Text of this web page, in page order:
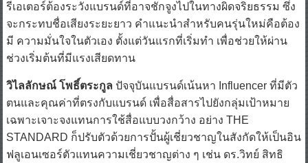
จะกระทบชื่อเสียงระยะยาว คำแนะนำสำหรับคนรุ่นใหม่คือต้อง
มี ความมั่นใจในตัวเอง ตั้งแต่วันแรกที่เริ่มทำ เพื่อช่วยให้ผ่าน
ช่วงเริ่มต้นที่มีแรงเสียดทาน
ตนและคุณค่าที่ตรงกับแบรนด์ เพื่อสื่อสารไปยังกลุ่มเป้าหมาย
เฉพาะเจาะจงแทนการใช้สื่อแบบวงกว้าง อย่าง THE
STANDARD ก็ปรับตัวด้วยการปั้นผู้เชี่ยวชาญในสังกัดให้เป็นอิน
ฟลูเอนเซอร์ตัวแทนความเชี่ยวชาญต่าง ๆ เช่น ดร.วิทย์ สิทธิ
เวคินในด้านประวัติศาสตร์ หรือ นครินทร์ วนกิจไพบูลย์ในด้าน